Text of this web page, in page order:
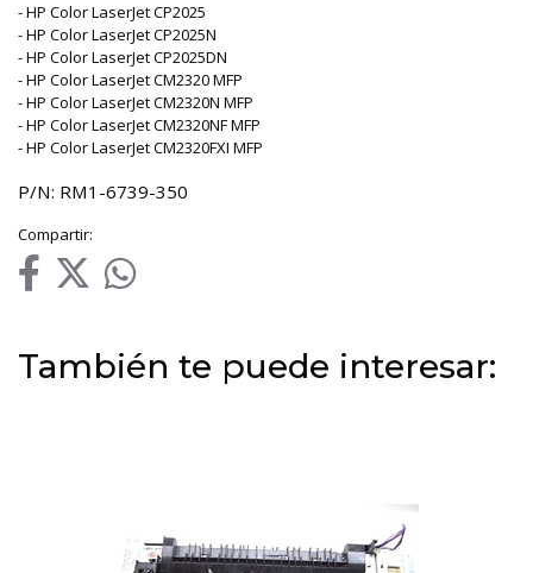
- HP Color LaserJet CP2025
- HP Color LaserJet CP2025N
- HP Color LaserJet CP2025DN
- HP Color LaserJet CM2320 MFP
- HP Color LaserJet CM2320N MFP
- HP Color LaserJet CM2320NF MFP
- HP Color LaserJet CM2320FXI MFP
P/N: RM1-6739-350
Compartir:
También te puede interesar: